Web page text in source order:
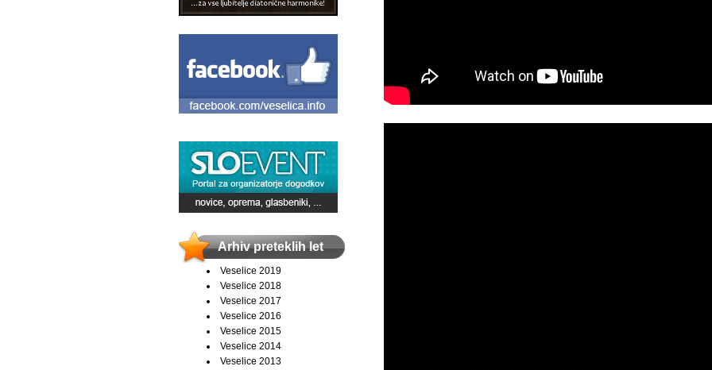
Arhiv preteklih let
Veselice 2019
Veselice 2018
Veselice 2017
Veselice 2016
Veselice 2015
Veselice 2014
Veselice 2013